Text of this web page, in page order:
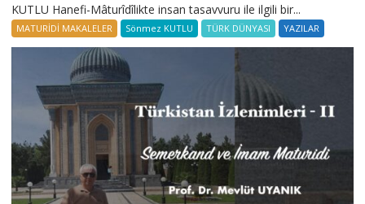
KUTLU Hanefi-Mâturîdîlikte insan tasavvuru ile ilgili bir...
MATURİDİ MAKALELER Sönmez KUTLU TÜRK DÜNYASI YAZILAR